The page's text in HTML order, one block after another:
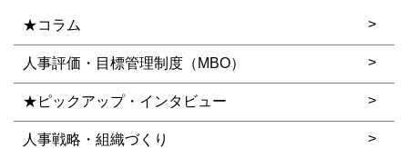
★コラム
人事評価・目標管理制度（MBO）
★ピックアップ・インタビュー
人事戦略・組織づくり